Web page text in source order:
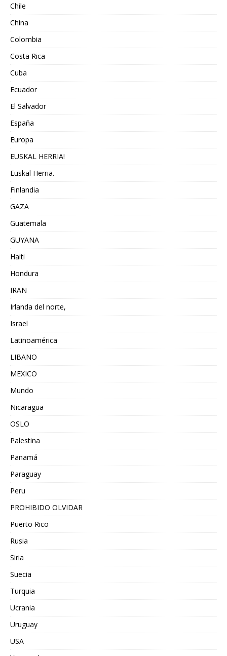
Chile
China
Colombia
Costa Rica
Cuba
Ecuador
El Salvador
España
Europa
EUSKAL HERRIA!
Euskal Herria.
Finlandia
GAZA
Guatemala
GUYANA
Haiti
Hondura
IRAN
Irlanda del norte,
Israel
Latinoamérica
LIBANO
MEXICO
Mundo
Nicaragua
OSLO
Palestina
Panamá
Paraguay
Peru
PROHIBIDO OLVIDAR
Puerto Rico
Rusia
Siria
Suecia
Turquia
Ucrania
Uruguay
USA